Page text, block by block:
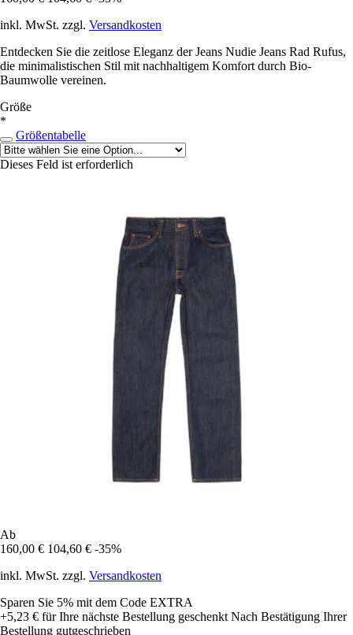
inkl. MwSt. zzgl. Versandkosten
Entdecken Sie die zeitlose Eleganz der Jeans Nudie Jeans Rad Rufus,
die minimalistischen Stil mit nachhaltigem Komfort durch Bio-
Baumwolle vereinen.
Größe
*
Größentabelle
Dieses Feld ist erforderlich
Ab
160,00 € 104,60 € -35%
inkl. MwSt. zzgl. Versandkosten
Sparen Sie 5% mit dem Code EXTRA
+5,23 € für Ihre nächste Bestellung geschenkt Nach Bestätigung Ihrer
Bestellung gutgeschrieben